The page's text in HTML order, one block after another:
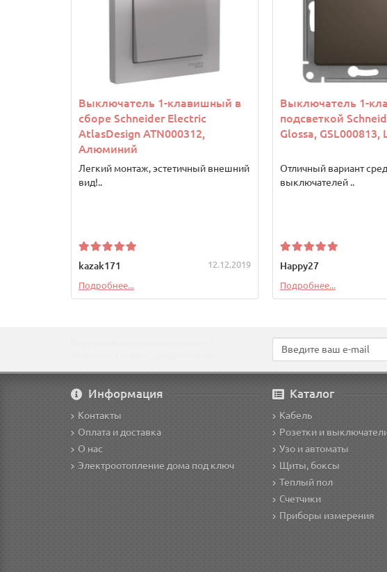
Выключатель 1-клавишный в
сборе Schneider Electric
AtlasDesign ATN000312,
Алюминий
Легкий монтаж, эстетичный внешний
вид!..
kazak171 12.12.2019
Подробнее...
Выключатель 1-
подсветкой
Glossa,
Отличный вариант
выключателей ..
Happy27
Подробнее...
Информация
Контакты
Оплата и доставка
О нас
Электроотопление дома под ключ
Каталог
Кабель
Розетки и
Узо и автоматы
Щиты, боксы
Теплый пол
Счетчики
Приборы измерения